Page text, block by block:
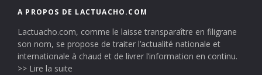
A PROPOS DE LACTUACHO.COM
Lactuacho.com, comme le laisse transparaître en filigrane
son nom, se propose de traiter l’actualité nationale et
internationale à chaud et de livrer l’information en continu.
>> Lire la suite